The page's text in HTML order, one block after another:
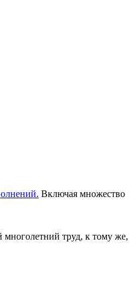
Включая множество
многолетний труд, к тому же,